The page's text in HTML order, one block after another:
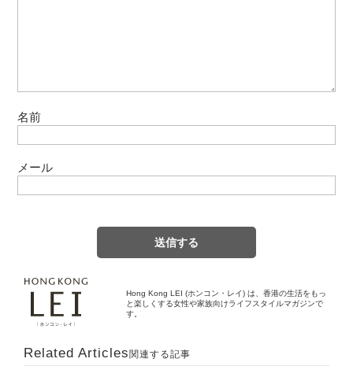
名前
メール
Hong Kong LEI (ホンコン・レイ) は、香港の生活をもっ
と楽しくする女性や家族向けライフスタイルマガジンで
す。
Related Articles 関連する記事